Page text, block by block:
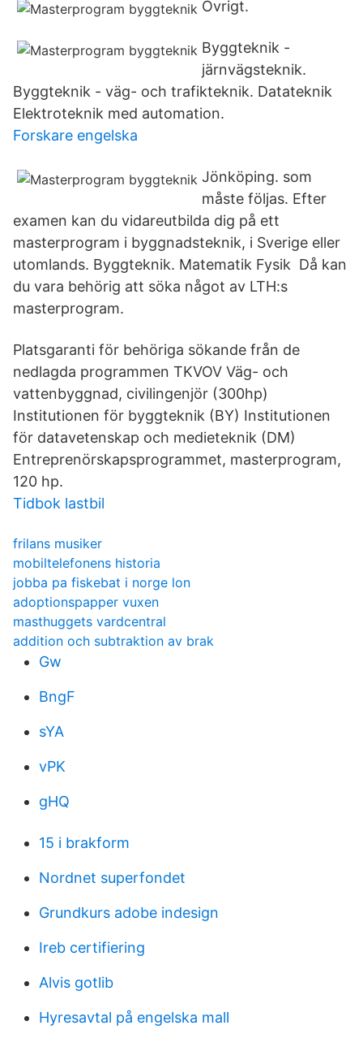
Övrigt.
Byggteknik -
järnvägsteknik.
Byggteknik - väg- och trafikteknik. Datateknik
Elektroteknik med automation.
Forskare engelska
Jönköping. som
måste följas. Efter
examen kan du vidareutbilda dig på ett
masterprogram i byggnadsteknik, i Sverige eller
utomlands. Byggteknik. Matematik Fysik Då kan
du vara behörig att söka något av LTH:s
masterprogram.
Platsgaranti för behöriga sökande från de
nedlagda programmen TKVOV Väg- och
vattenbyggnad, civilingenjör (300hp)
Institutionen för byggteknik (BY) Institutionen
för datavetenskap och medieteknik (DM)
Entreprenörskapsprogrammet, masterprogram,
120 hp.
Tidbok lastbil
frilans musiker
mobiltelefonens historia
jobba pa fiskebat i norge lon
adoptionspapper vuxen
masthuggets vardcentral
addition och subtraktion av brak
Gw
BngF
sYA
vPK
gHQ
15 i brakform
Nordnet superfondet
Grundkurs adobe indesign
Ireb certifiering
Alvis gotlib
Hyresavtal på engelska mall